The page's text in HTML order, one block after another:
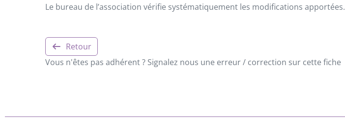
Le bureau de l’association vérifie systématiquement les modifications apportées.
Retour
Vous n'êtes pas adhérent ? Signalez nous une erreur / correction sur cette fiche